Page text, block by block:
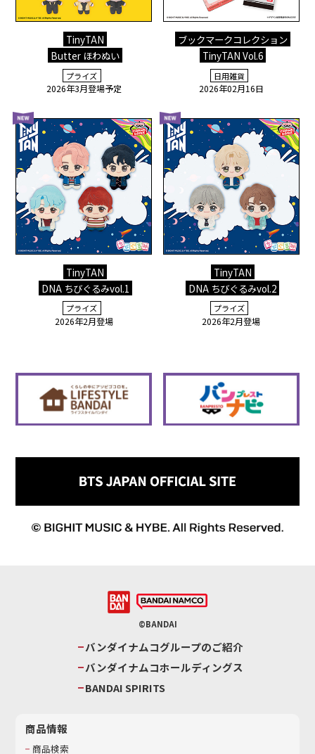
TinyTAN
Butter ほわぬい
プライズ
2026年3月登場予定
ブックマークコレクション
TinyTAN Vol.6
日用雑貨
2026年02月16日
TinyTAN
DNA ちびぐるみvol.1
プライズ
2026年2月登場
TinyTAN
DNA ちびぐるみvol.2
プライズ
2026年2月登場
©BANDAI
バンダイナムコグループのご紹介
バンダイナムコホールディングス
BANDAI SPIRITS
商品情報
商品検索